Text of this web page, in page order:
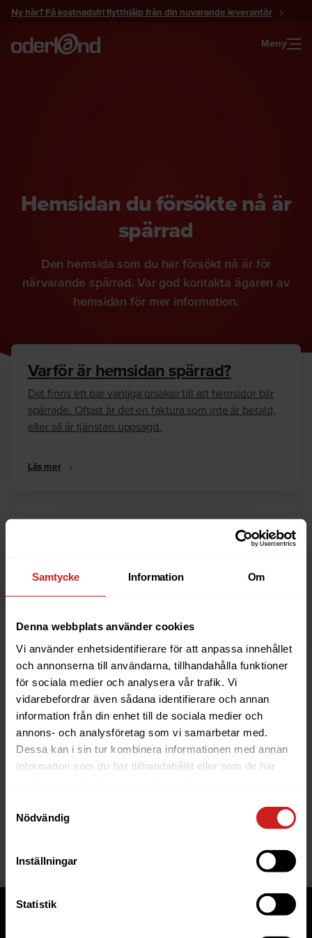
Samtycke Information Om
Denna webbplats använder cookies
Vi använder enhetsidentifierare för att anpassa innehållet
och annonserna till användarna, tillhandahålla funktioner
för sociala medier och analysera vår trafik. Vi
vidarebefordrar även sådana identifierare och annan
information från din enhet till de sociala medier och
annons- och analysföretag som vi samarbetar med.
Dessa kan i sin tur kombinera informationen med annan
information som du har tillhandahållit eller som de har
Nödvändig
Inställningar
Statistik
Gå
innehåll
Ny här? Få kostnadsfri flytthjälp från din nuvarande leverantör
Meny
Hemsidan du försökte nå är
spärrad
Den hemsida som du har försökt nå är för
närvarande spärrad. Var god kontakta ägaren av
hemsidan för mer information.
Varför är hemsidan spärrad?
Det finns ett par vanliga orsaker till att hemsidor blir
spärrade. Oftast är det en faktura som inte är betald,
eller så är tjänsten uppsagd.
Läs mer
Är du ägare till hemsidan eller domännamnet så har
anledningarna till varför en hemsida är spärrad.
Läs mer
The website you were trying to
reach has been suspended
If you are the owner of this website or domain please
read
website to be suspended.